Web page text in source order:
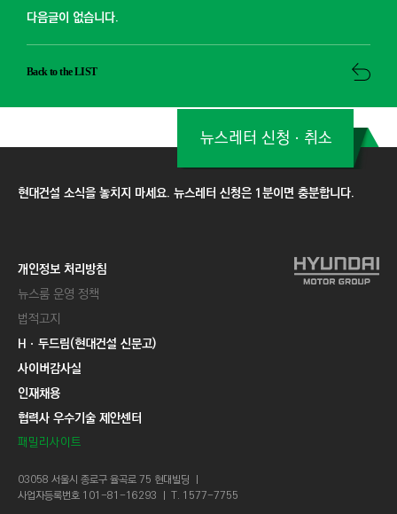
다음글이 없습니다.
Back to the LIST
현대건설 소식을 놓치지 마세요. 뉴스레터 신청은 1분이면 충분합니다.
뉴스레터 신청ㆍ취소
개인정보 처리방침
뉴스룸 운영 정책
법적고지
Hㆍ두드림(현대건설 신문고)
사이버감사실
인재채용
협력사 우수기술 제안센터
패밀리사이트
03058 서울시 종로구 율곡로 75 현대빌딩 ㅣ
사업자등록번호 101-81-16293 ㅣ T. 1577-7755